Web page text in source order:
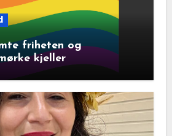
friheten og
kjeller